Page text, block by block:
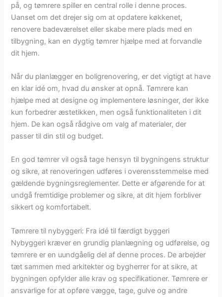
på, og tømrere spiller en central rolle i denne proces.
Uanset om det drejer sig om at opdatere køkkenet,
renovere badeværelset eller skabe mere plads med en
tilbygning, kan en dygtig tømrer hjælpe med at forvandle
dit hjem.
Når du planlægger en boligrenovering, er det vigtigt at have
en klar idé om, hvad du ønsker at opnå. Tømrere kan
hjælpe med at designe og implementere løsninger, der ikke
kun forbedrer æstetikken, men også funktionaliteten i dit
hjem. De kan også rådgive om valg af materialer, der
passer til din stil og budget.
En god tømrer vil også tage hensyn til bygningens struktur
og sikre, at renoveringen udføres i overensstemmelse med
gældende bygningsreglementer. Dette er afgørende for at
undgå fremtidige problemer og sikre, at dit hjem forbliver
sikkert og komfortabelt.
Tømrere til nybyggeri: Fra idé til færdigt byggeri
Nybyggeri kræver en grundig planlægning og udførelse, og
tømrere er en uundgåelig del af denne proces. De arbejder
tæt sammen med arkitekter og bygherrer for at sikre, at
bygningen opfylder alle krav og specifikationer. Tømrere er
ansvarlige for at opføre vægge, tage, gulve og andre